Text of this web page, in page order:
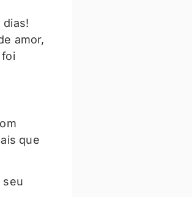
dias!
amor,
foi
que
seu